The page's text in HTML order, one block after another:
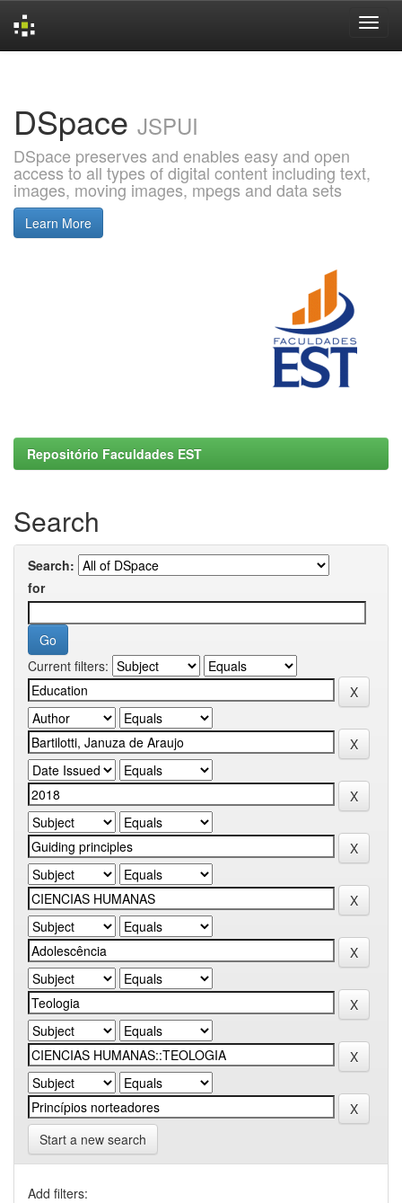
DSpace JSPUI
DSpace preserves and enables easy and open
access to all types of digital content including text,
images, moving images, mpegs and data sets
Learn More
Repositório Faculdades EST
Search
Search:
for
Current filters:
Start a new search
Add filters: